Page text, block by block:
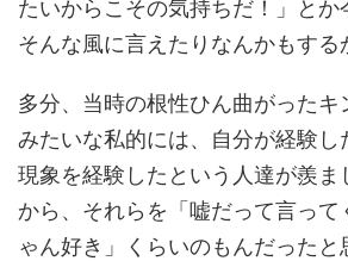
たいからこその気持ちだ！」とか
そんな風に言えたりなんかもする
多分、当時の根性ひん曲がったキ
みたいな私的には、自分が経験し
現象を経験したという人達が羨ま
から、それらを「嘘だって言って
ゃん好き」くらいのもんだったと